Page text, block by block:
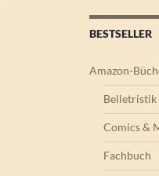
BESTSELLER
Amazon-
Belletristik
Comics &
Fachbuch